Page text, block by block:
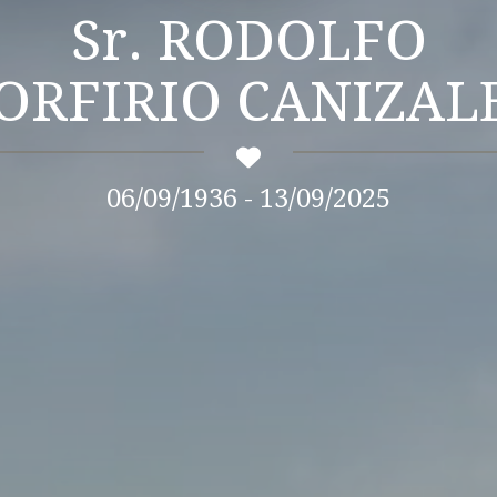
Sr. RODOLFO
06/09/1936 - 13/09/2025